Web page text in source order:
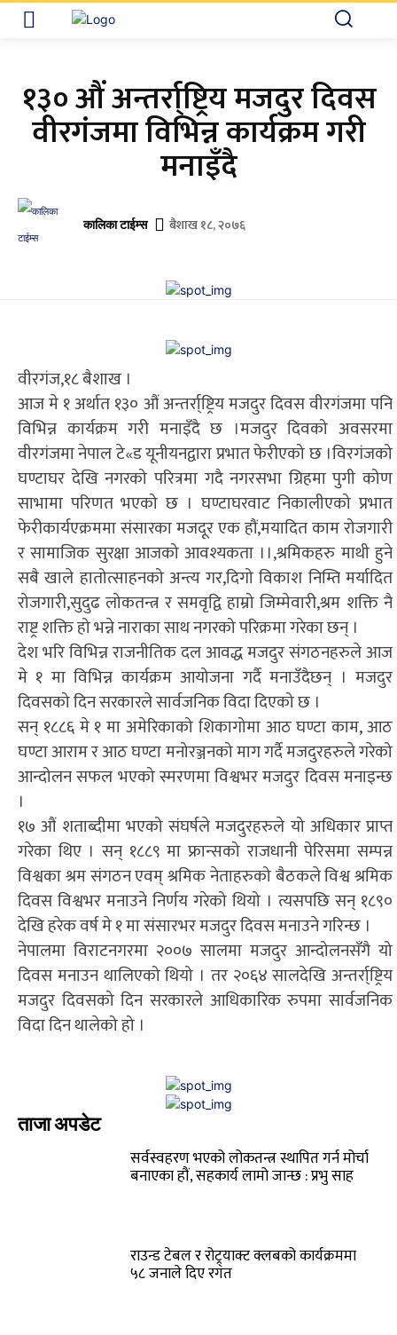
१३० औं अन्तर्रा्ष्ट्रिय मजदुर दिवस
वीरगंजमा विभिन्न कार्यक्रम गरी
मनाइँदै
कालिका टाईम्स बैशाख १८, २०७६
वीरगंज,१८ बैशाख ।
आज मे १ अर्थात १३० औं अन्तर्रा्ष्ट्रिय मजदुर दिवस वीरगंजमा पनि
विभिन्न कार्यक्रम गरी मनाइँदै छ ।मजदुर दिवको अवसरमा
वीरगंजमा नेपाल टे«ड यूनीयनद्वारा प्रभात फेरीएको छ ।विरगंजको
घण्टाघर देखि नगरको परित्रमा गदै नगरसभा ग्रिहमा पुगी कोण
साभामा परिणत भएको छ । घण्टाघरवाट निकालीएको प्रभात
फेरीकार्यएक्रममा संसारका मजदूर एक हौं,मयादित काम रोजगारी
र सामाजिक सुरक्षा आजको आवश्यकता ।।,श्रमिकहरु माथी हुने
सबै खाले हातोत्साहनको अन्त्य गर,दिगो विकाश निम्ति मर्यादित
रोजगारी,सुदुढ लोकतन्त्र र समवृद्वि हाम्रो जिम्मेवारी,श्रम शक्ति नै
राष्ट्र शक्ति हो भन्ने नाराका साथ नगरको परिक्रमा गरेका छन् ।
देश भरि विभिन्न राजनीतिक दल आवद्ध मजदुर संगठनहरुले आज
मे १ मा विभिन्न कार्यक्रम आयोजना गर्दै मनाउँदैछन् । मजदुर
दिवसको दिन सरकारले सार्वजनिक विदा दिएको छ ।
सन् १८८६ मे १ मा अमेरिकाको शिकागोमा आठ घण्टा काम, आठ
घण्टा आराम र आठ घण्टा मनोरञ्जनको माग गर्दै मजदुरहरुले गरेको
आन्दोलन सफल भएको स्मरणमा विश्वभर मजदुर दिवस मनाइन्छ
।
१७ औं शताब्दीमा भएको संघर्षले मजदुरहरुले यो अधिकार प्राप्त
गरेका थिए । सन् १८८९ मा फ्रान्सको राजधानी पेरिसमा सम्पन्न
विश्वका श्रम संगठन एवम् श्रमिक नेताहरुको बैठकले विश्व श्रमिक
दिवस विश्वभर मनाउने निर्णय गरेको थियो । त्यसपछि सन् १८९०
देखि हरेक वर्ष मे १ मा संसारभर मजदुर दिवस मनाउने गरिन्छ ।
नेपालमा विराटनगरमा २००७ सालमा मजदुर आन्दोलनसँगै यो
दिवस मनाउन थालिएको थियो । तर २०६४ सालदेखि अन्तर्रा्ष्ट्रिय
मजदुर दिवसको दिन सरकारले आधिकारिक रुपमा सार्वजनिक
विदा दिन थालेको हो ।
ताजा अपडेट
सर्वस्वहरण भएको लोकतन्त्र स्थापित गर्न मोर्चा
बनाएका हौं, सहकार्य लामो जान्छ : प्रभु साह
राउन्ड टेबल र रोट्र्याक्ट क्लबको कार्यक्रममा
५८ जनाले दिए रगत